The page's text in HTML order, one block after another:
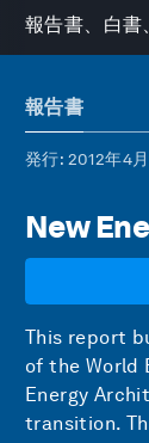
報告書、白書
報告書
発行: 2012年4
New
This report
of the World
Energy
transition.